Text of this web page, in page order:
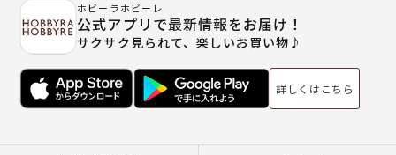
ホビーラホビーレ
公式アプリで最新情報をお届け！
サクサク見られて、楽しいお買い物♪
詳しくはこちら